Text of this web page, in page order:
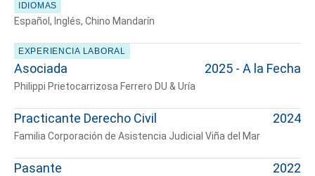
IDIOMAS
Español, Inglés, Chino Mandarín
EXPERIENCIA LABORAL
Asociada
Philippi Prietocarrizosa Ferrero DU & Uría
2025 - A la Fecha
Practicante Derecho Civil
Familia Corporación de Asistencia Judicial Viña del Mar
2024
Pasante 2022